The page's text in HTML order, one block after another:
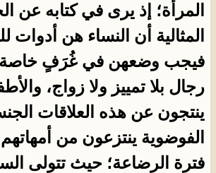
المرأة؛ إذ يرى في كتابه عن
المثالية أن النساء هن أدوات
فيجب وضعهن في غُرَفٍ خاصة
رجال بلا تمييز ولا زواج،
ينتجون عن هذه العلاقات
الفوضوية ينتزعون من أمهاتهم
فترة الرضاعة؛ حيث تتولى